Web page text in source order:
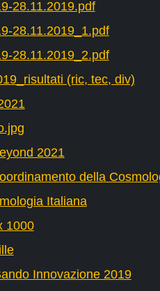
28.11.2019.pdf
28.11.2019_1.pdf
28.11.2019_2.pdf
(ric, tec, div)
2021
della
Italiana
1000
Innovazione 2019